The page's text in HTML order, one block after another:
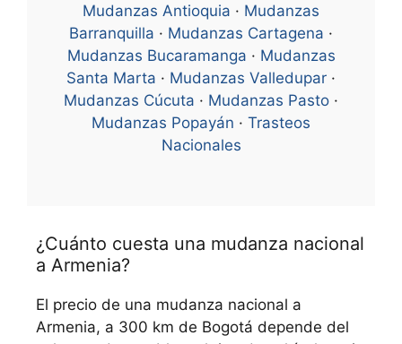
Mudanzas Antioquia · Mudanzas
Barranquilla · Mudanzas Cartagena ·
Mudanzas Bucaramanga · Mudanzas
Santa Marta · Mudanzas Valledupar ·
Mudanzas Cúcuta · Mudanzas Pasto ·
Mudanzas Popayán · Trasteos
Nacionales
¿Cuánto cuesta una mudanza nacional
a Armenia?
El precio de una mudanza nacional a
Armenia, a 300 km de Bogotá depende del